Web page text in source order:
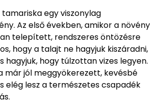
egy viszonylag
Az első években, amikor a növény
telepített, rendszeres öntözésre
hogy a talajt ne hagyjuk kiszáradni,
hagyjuk, hogy túlzottan vizes legyen.
már jól meggyökerezett, kevésbé
elég lesz a természetes csapadék